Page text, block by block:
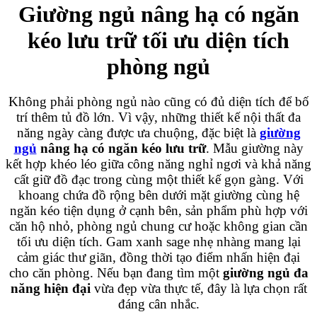
Giường ngủ nâng hạ có ngăn
kéo lưu trữ tối ưu diện tích
phòng ngủ
Không phải phòng ngủ nào cũng có đủ diện tích để bố
trí thêm tủ đồ lớn. Vì vậy, những thiết kế nội thất đa
năng ngày càng được ưa chuộng, đặc biệt là giường
ngủ nâng hạ có ngăn kéo lưu trữ. Mẫu giường này
kết hợp khéo léo giữa công năng nghỉ ngơi và khả năng
cất giữ đồ đạc trong cùng một thiết kế gọn gàng. Với
khoang chứa đồ rộng bên dưới mặt giường cùng hệ
ngăn kéo tiện dụng ở cạnh bên, sản phẩm phù hợp với
căn hộ nhỏ, phòng ngủ chung cư hoặc không gian cần
tối ưu diện tích. Gam xanh sage nhẹ nhàng mang lại
cảm giác thư giãn, đồng thời tạo điểm nhấn hiện đại
cho căn phòng. Nếu bạn đang tìm một giường ngủ đa
năng hiện đại vừa đẹp vừa thực tế, đây là lựa chọn rất
đáng cân nhắc.